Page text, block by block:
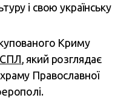
і свою українську
Криму
, який розглядає
Православної